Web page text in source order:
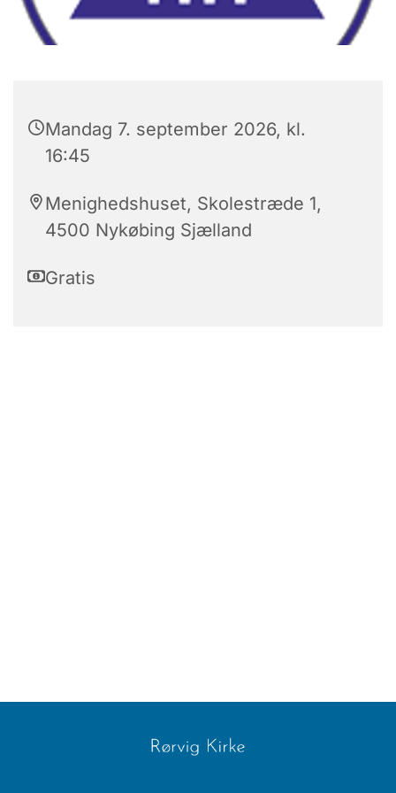
Mandag 7. september 2026, kl.
16:45
Menighedshuset, Skolestræde 1,
4500 Nykøbing Sjælland
Gratis